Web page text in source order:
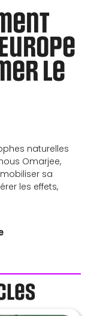
le
naturelles
Omarjee,
sa
les effets,